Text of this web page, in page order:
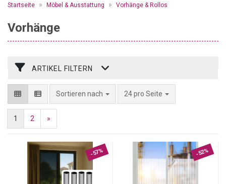
Startseite » Möbel & Ausstattung » Vorhänge & Rollos
Vorhänge
ARTIKEL FILTERN
Sortieren nach 24 pro Seite
1 2 »
-57% -52%